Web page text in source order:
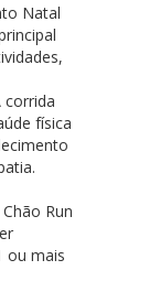
Natal
corrida
física
Run
ou mais